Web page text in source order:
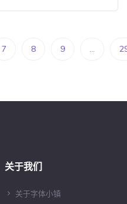
7 8 9 ...
关于我们
关于字体小镇